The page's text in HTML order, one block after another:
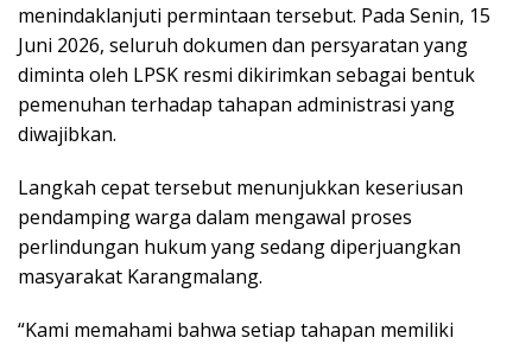
menindaklanjuti permintaan tersebut. Pada Senin, 15
Juni 2026, seluruh dokumen dan persyaratan yang
diminta oleh LPSK resmi dikirimkan sebagai bentuk
pemenuhan terhadap tahapan administrasi yang
diwajibkan.
Langkah cepat tersebut menunjukkan keseriusan
pendamping warga dalam mengawal proses
perlindungan hukum yang sedang diperjuangkan
masyarakat Karangmalang.
“Kami memahami bahwa setiap tahapan memiliki